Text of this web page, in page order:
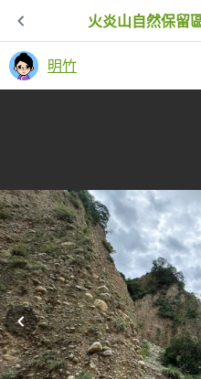
火炎山自然保留
明竹